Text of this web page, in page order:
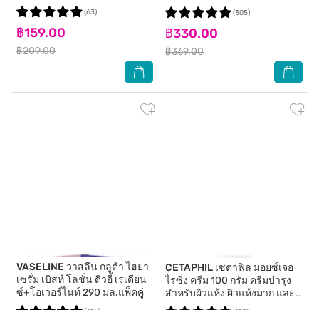
฿159.00
฿209.00
(63)
฿330.00
฿369.00
(305)
VASELINE วาสลีน กลูต้า ไฮยา
เซรั่ม เบิสท์ โลชั่น ดิวอี้ เรเดียน
ซ์+โอเวอร์ไนท์ 290 มล.แพ็คคู่
CETAPHIL เซตาฟิล มอยซ์เจอ
ไรซิ่ง ครีม 100 กรัม ครีมบำรุง
สำหรับผิวแห้ง ผิวแห้งมาก และ
ผิวแพ้ง่าย